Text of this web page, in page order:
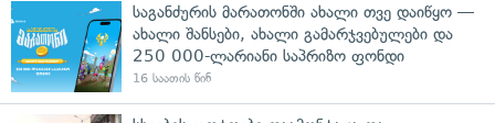
საგანძურის მარათონში ახალი თვე დაიწყო —
ახალი შანსები, ახალი გამარჯვებულები და
250 000-ლარიანი საპრიზო ფონდი
16 საათის წინ